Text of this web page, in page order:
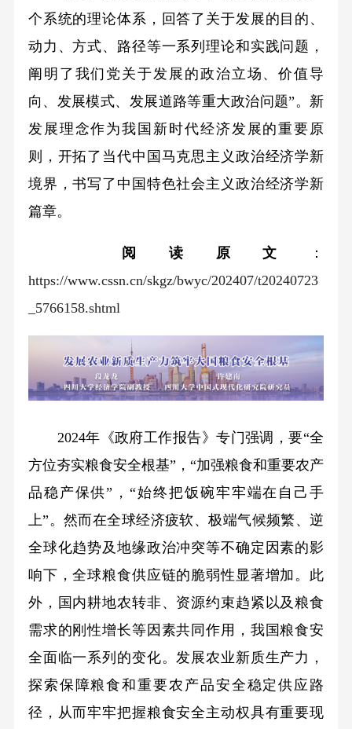
个系统的理论体系，回答了关于发展的目的、
动力、方式、路径等一系列理论和实践问题，
阐明了我们党关于发展的政治立场、价值导
向、发展模式、发展道路等重大政治问题”。新
发展理念作为我国新时代经济发展的重要原
则，开拓了当代中国马克思主义政治经济学新
境界，书写了中国特色社会主义政治经济学新
篇章。
阅读原文
：
https://www.cssn.cn/skgz/bwyc/202407/t20240723
_5766158.shtml
2024年《政府工作报告》专门强调，要“全
方位夯实粮食安全根基”，“加强粮食和重要农产
品稳产保供”，“始终把饭碗牢牢端在自己手
上”。然而在全球经济疲软、极端气候频繁、逆
全球化趋势及地缘政治冲突等不确定因素的影
响下，全球粮食供应链的脆弱性显著增加。此
外，国内耕地农转非、资源约束趋紧以及粮食
需求的刚性增长等因素共同作用，我国粮食安
全面临一系列的变化。发展农业新质生产力，
探索保障粮食和重要农产品安全稳定供应路
径，从而牢牢把握粮食安全主动权具有重要现